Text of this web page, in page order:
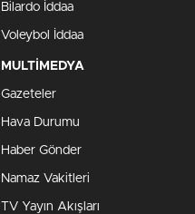
Bilardo İddaa
Voleybol İddaa
MULTİMEDYA
Gazeteler
Hava Durumu
Haber Gönder
Namaz Vakitleri
TV Yayın Akışları